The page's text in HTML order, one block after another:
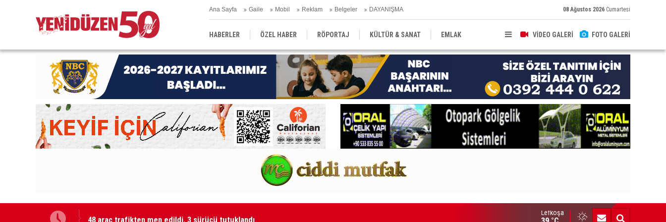
Ana Sayfa Gaile Mobil Reklam Belgeler DAYANIŞMA 08 Ağustos 2026 Cumartesi
VİDEO GALERİ FOTO GALERİ
HABERLER ÖZEL HABER RÖPORTAJ KÜLTÜR & SANAT EMLAK
EĞİTİM YEREL YÖNETİM DERGİLER SEKTÖR
48 araç trafikten men edildi, 3 sürücü tutuklandı Kaldırıma düşen scooter sürücüsü yaralandı
Lefkoşa